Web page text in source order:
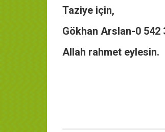
Taziye için,
Gökhan Arslan-0 542
Allah rahmet eylesin.